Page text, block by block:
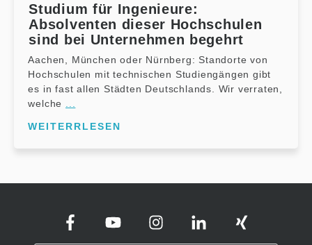
Studium für Ingenieure:
Absolventen dieser Hochschulen
sind bei Unternehmen begehrt
Aachen, München oder Nürnberg: Standorte von
Hochschulen mit technischen Studiengängen gibt
es in fast allen Städten Deutschlands. Wir verraten,
welche
WEITERRLESEN